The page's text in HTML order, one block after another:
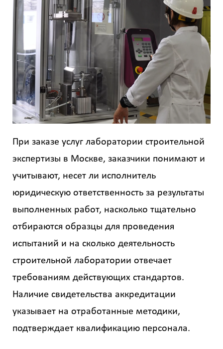
При заказе услуг лаборатории строительной
экспертизы в Москве, заказчики понимают и
учитывают, несет ли исполнитель
юридическую ответственность за результаты
выполненных работ, насколько тщательно
отбираются образцы для проведения
испытаний и на сколько деятельность
строительной лаборатории отвечает
требованиям действующих стандартов.
Наличие свидетельства аккредитации
указывает на отработанные методики,
подтверждает квалификацию персонала.